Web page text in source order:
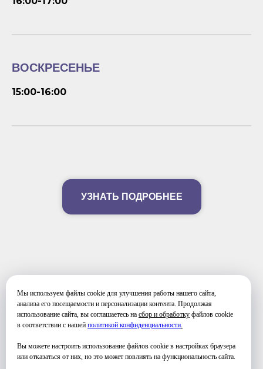
Мы используем файлы cookie для улучшения работы нашего сайта,
анализа его посещаемости и персонализации контента. Продолжая
использование сайта, вы соглашаетесь на сбор и обработку файлов cookie
в соответствии с нашей политикой конфиденциальности.
Вы можете настроить использование файлов cookie в настройках браузера
или отказаться от них, но это может повлиять на функциональность сайта.
ВОСКРЕСЕНЬЕ
15:00-16:00
УЗНАТЬ ПОДРОБНЕЕ
ФОТО ЗАНЯТИЙ